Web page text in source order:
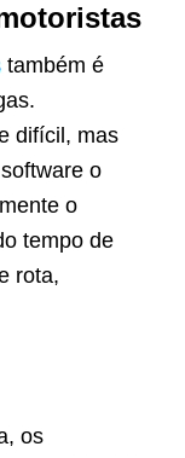
também é
difícil, mas
o
o
tempo de
rota,
os